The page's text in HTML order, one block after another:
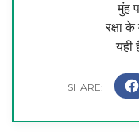
मुंह
रक्षा
यही